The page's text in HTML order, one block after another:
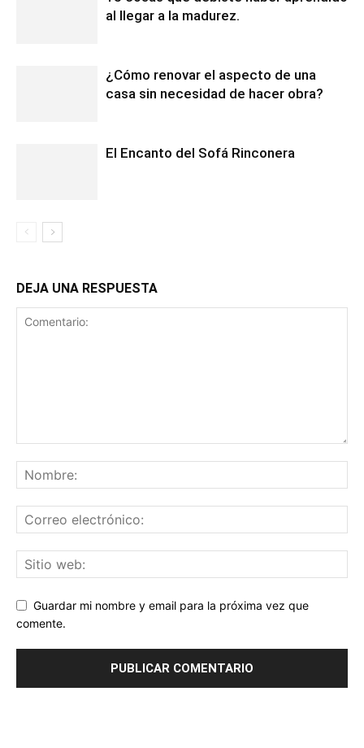
al llegar a la madurez.
¿Cómo renovar el aspecto de una
casa sin necesidad de hacer obra?
El Encanto del Sofá Rinconera
DEJA UNA RESPUESTA
Guardar mi nombre y email para la próxima vez que
comente.